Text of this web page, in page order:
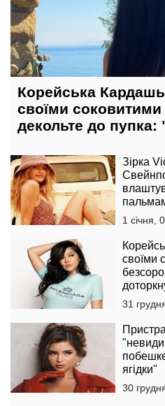
Корейська
своїми
декольте до
Зірка
1 січня,
своїми
31
ягідки"
30